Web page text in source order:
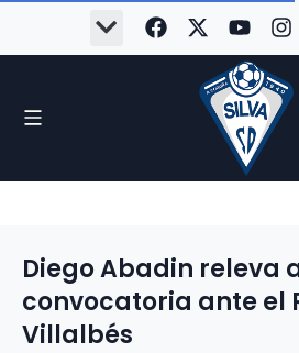
Diego Abadin releva
convocatoria ante el
Villalbés